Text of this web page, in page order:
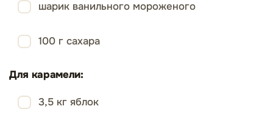
шарик ванильного мороженого
100 г сахара
Для карамели:
3,5 кг яблок